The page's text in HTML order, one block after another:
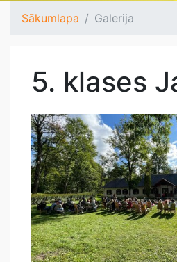
Sākumlapa Galerija
5. klases